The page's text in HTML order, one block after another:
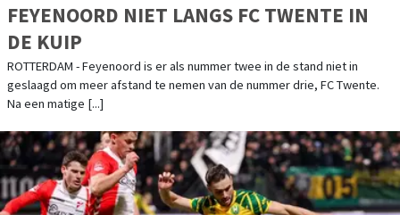
FEYENOORD NIET LANGS FC TWENTE IN
DE KUIP
ROTTERDAM - Feyenoord is er als nummer twee in de stand niet in
geslaagd om meer afstand te nemen van de nummer drie, FC Twente.
Na een matige [...]